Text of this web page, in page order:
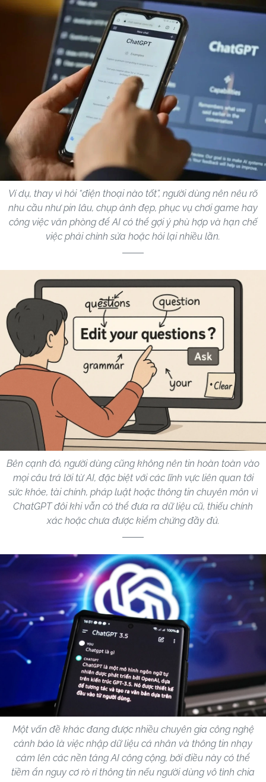
Ví dụ, thay vì hỏi “điện thoại nào tốt”, người dùng nên nêu rõ
nhu cầu như pin lâu, chụp ảnh đẹp, phục vụ chơi game hay
công việc văn phòng để AI có thể gợi ý phù hợp và hạn chế
việc phải chỉnh sửa hoặc hỏi lại nhiều lần.
Bên cạnh đó, người dùng cũng không nên tin hoàn toàn vào
mọi câu trả lời từ AI, đặc biệt với các lĩnh vực liên quan tới
sức khỏe, tài chính, pháp luật hoặc thông tin chuyên môn vì
ChatGPT đôi khi vẫn có thể đưa ra dữ liệu cũ, thiếu chính
xác hoặc chưa được kiểm chứng đầy đủ.
Một vấn đề khác đang được nhiều chuyên gia công nghệ
cảnh báo là việc nhập dữ liệu cá nhân và thông tin nhạy
cảm lên các nền tảng AI công cộng, bởi điều này có thể
tiềm ẩn nguy cơ rò rỉ thông tin nếu người dùng vô tình chia